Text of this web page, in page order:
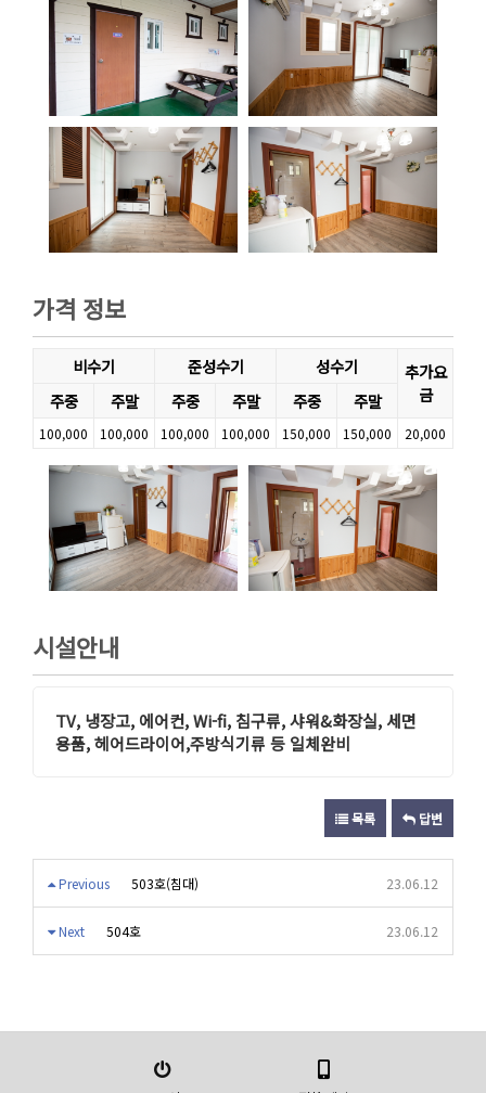
가격 정보
비수기 준성수기 성수기
추가요
금
주중 주말 주중 주말 주중 주말
100,000 100,000 100,000 100,000 150,000 150,000 20,000
시설안내
TV, 냉장고, 에어컨, Wi-fi, 침구류, 샤워&화장실, 세면
용품, 헤어드라이어,주방식기류 등 일체완비
목록 답변
Previous 503호(침대) 23.06.12
Next 504호 23.06.12